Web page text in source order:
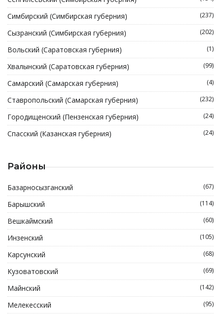
Симбирский (Симбирская губерния) (237)
Сызранский (Симбирская губерния) (202)
Вольский (Саратовская губерния) (1)
Хвалынский (Саратовская губерния) (99)
Самарский (Самарская губерния) (4)
Ставропольский (Самарская губерния) (232)
Городищенский (Пензенская губерния) (24)
Спасский (Казанская губерния) (24)
Районы
Базарносызганский (67)
Барышский (114)
Вешкаймский (60)
Инзенский (105)
Карсунский (68)
Кузоватовский (69)
Майнский (142)
Мелекесский (95)